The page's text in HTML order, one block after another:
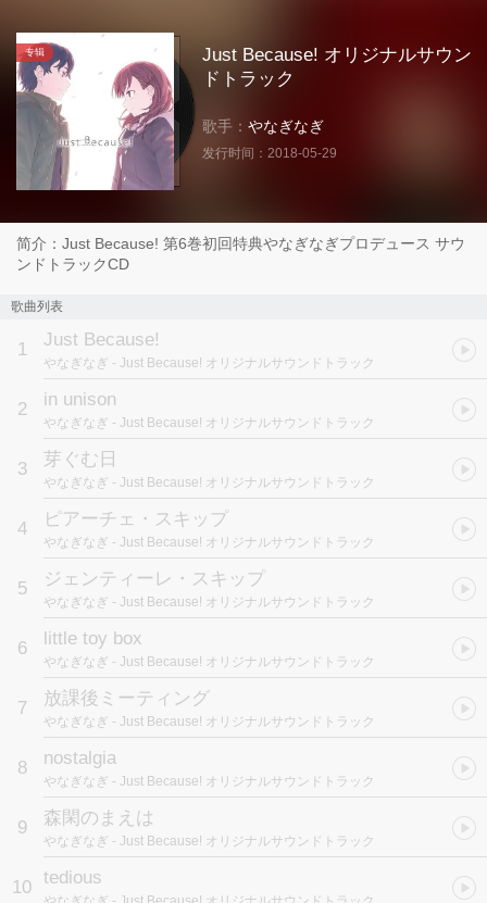
专辑
Just Because! オリジナルサウン
ドトラック
歌手： やなぎなぎ
发行时间： 2018-05-29
简介：Just Because! 第6巻初回特典やなぎなぎプロデュース サウ
ンドトラックCD
歌曲列表
1 Just Because!
やなぎなぎ - Just Because! オリジナルサウンドトラック
2 in unison
やなぎなぎ - Just Because! オリジナルサウンドトラック
3 芽ぐむ日
やなぎなぎ - Just Because! オリジナルサウンドトラック
4 ピアーチェ・スキップ
やなぎなぎ - Just Because! オリジナルサウンドトラック
5 ジェンティーレ・スキップ
やなぎなぎ - Just Because! オリジナルサウンドトラック
6 little toy box
やなぎなぎ - Just Because! オリジナルサウンドトラック
7 放課後ミーティング
やなぎなぎ - Just Because! オリジナルサウンドトラック
8 nostalgia
やなぎなぎ - Just Because! オリジナルサウンドトラック
9 森閑のまえは
やなぎなぎ - Just Because! オリジナルサウンドトラック
10 tedious